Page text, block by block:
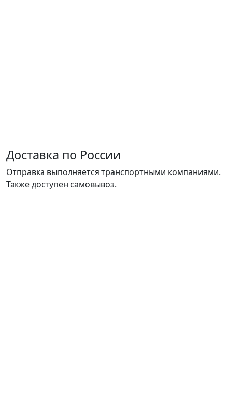
Доставка по России
Отправка выполняется транспортными компаниями.
Также доступен самовывоз.